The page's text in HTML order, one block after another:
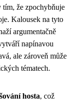
tím, že zpochybňuje
Kalousek na tyto
argumentačně
napínavou
ale zároveň může
tématech.
hosta, což